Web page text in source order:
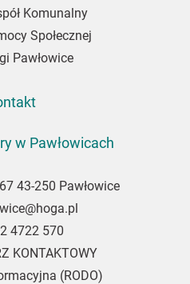
Komunalny
Społecznej
Pawłowice
w Pawłowicach
43-250 Pawłowice
4722 570
KONTAKTOWY
(RODO)